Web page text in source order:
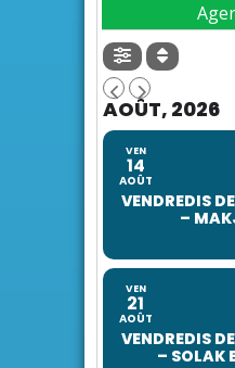
AOÛT, 2026
VEN
14
AOÛT
VENDREDIS
–
VEN
21
AOÛT
VENDREDIS
– SOLAK